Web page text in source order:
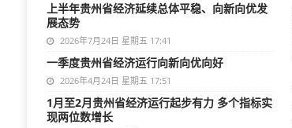
上半年贵州省经济延续总体平稳、向新向优发
展态势
2026年7月24日 星期五 17:41
一季度贵州省经济运行向新向优向好
2026年4月24日 星期五 17:51
1月至2月贵州省经济运行起步有力 多个指标实
现两位数增长